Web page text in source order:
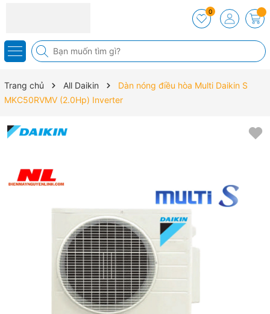
0
Trang chủ All Daikin
Dàn nóng điều hòa Multi Daikin S
MKC50RVMV (2.0Hp) Inverter